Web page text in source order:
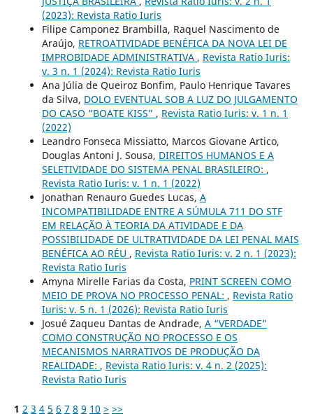
(2023): Revista Ratio Iuris
Filipe Camponez Brambilla, Raquel Nascimento de
Araújo, RETROATIVIDADE BENÉFICA DA NOVA LEI DE
IMPROBIDADE ADMINISTRATIVA , Revista Ratio Iuris:
v. 3 n. 1 (2024): Revista Ratio Iuris
Ana Júlia de Queiroz Bonfim, Paulo Henrique Tavares
da Silva, DOLO EVENTUAL SOB A LUZ DO JULGAMENTO
DO CASO “BOATE KISS” , Revista Ratio Iuris: v. 1 n. 1
(2022)
Leandro Fonseca Missiatto, Marcos Giovane Artico,
Douglas Antoni J. Sousa, DIREITOS HUMANOS E A
SELETIVIDADE DO SISTEMA PENAL BRASILEIRO: ,
Revista Ratio Iuris: v. 1 n. 1 (2022)
Jonathan Renauro Guedes Lucas, A
INCOMPATIBILIDADE ENTRE A SÚMULA 711 DO STF
EM RELAÇÃO À TEORIA DA ATIVIDADE E DA
POSSIBILIDADE DE ULTRATIVIDADE DA LEI PENAL MAIS
BENÉFICA AO RÉU , Revista Ratio Iuris: v. 2 n. 1 (2023):
Revista Ratio Iuris
Amyna Mirelle Farias da Costa, PRINT SCREEN COMO
MEIO DE PROVA NO PROCESSO PENAL: , Revista Ratio
Iuris: v. 5 n. 1 (2026): Revista Ratio Iuris
Josué Zaqueu Dantas de Andrade, A “VERDADE”
COMO CONSTRUÇÃO NO PROCESSO E OS
MECANISMOS NARRATIVOS DE PRODUÇÃO DA
REALIDADE: , Revista Ratio Iuris: v. 4 n. 2 (2025):
Revista Ratio Iuris
1 2 3 4 5 6 7 8 9 10 > >>